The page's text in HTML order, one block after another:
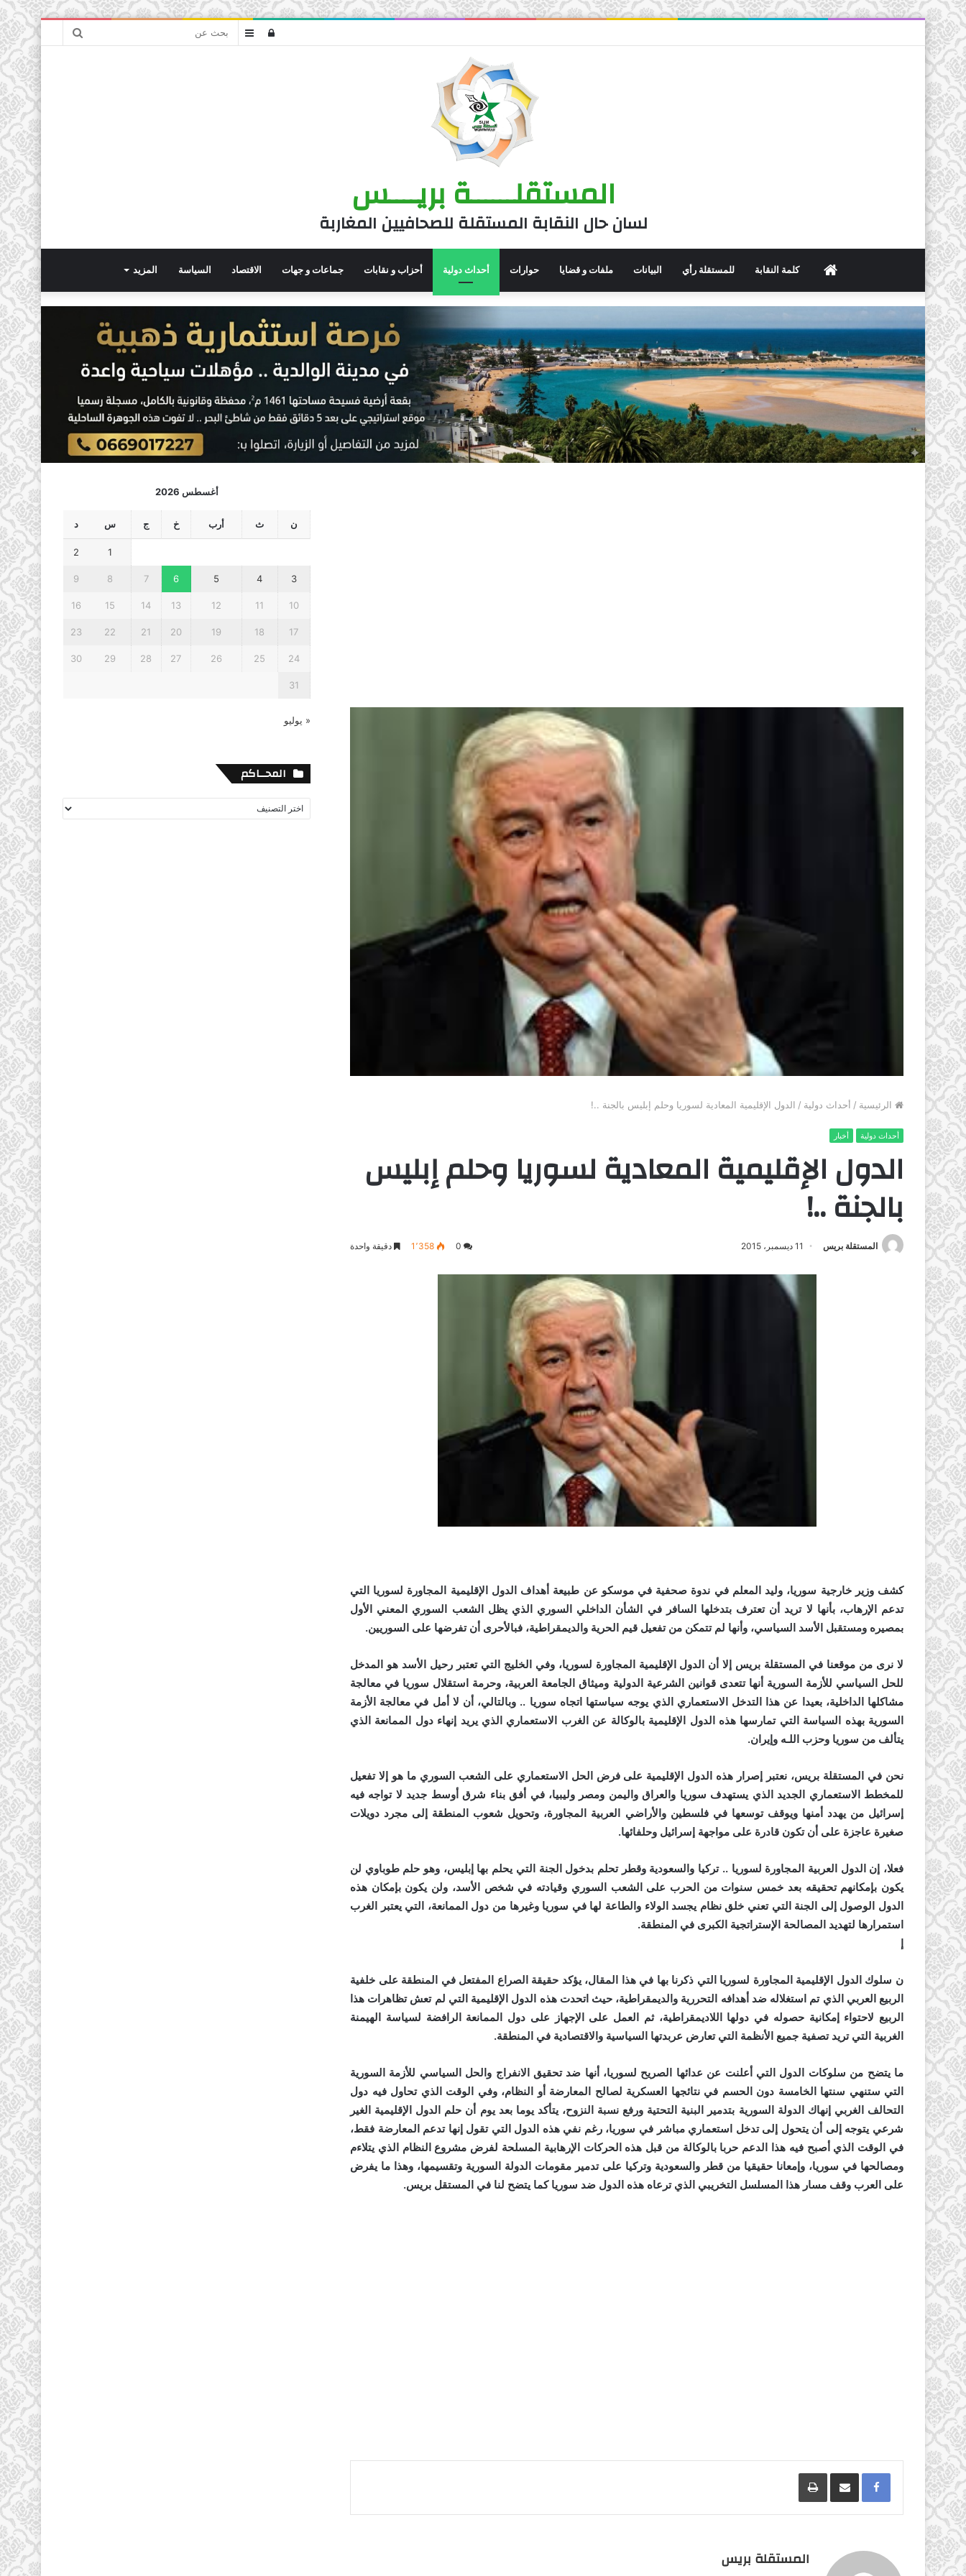
بحث
عمودتسجيل
المستقلــــــة بريــــس
لسان حال النقابة المستقلة للصحافيين المغاربة
الرئيسيةكلمة النقابة للمستقلة رأي البيانات ملفات و قضايا حوارات أحداث دولية أحزاب و نقابات جماعات و جهات الاقتصاد السياسة المزيد
الرئيسية / أحداث دولية / الدول الإقليمية المعادية لسوريا وحلم إبليس بالجنة ..!
أحداث دولية أخبار
الدول الإقليمية المعادية لسوريا وحلم إبليس
بالجنة ..!
المستقلة بريس 11 ديسمبر، 2015 0 1٬358 دقيقة واحدة
كشف وزير خارجية سوريا، وليد المعلم في ندوة صحفية في موسكو عن طبيعة أهداف الدول الإقليمية المجاورة لسوريا التي
تدعم الإرهاب، بأنها لا تريد أن تعترف بتدخلها السافر في الشأن الداخلي السوري الذي يظل الشعب السوري المعني الأول
بمصيره ومستقبل الأسد السياسي، وأنها لم تتمكن من تفعيل قيم الحرية والديمقراطية، فبالأحرى أن تفرضها على السوريين.
لا نرى من موقعنا في المستقلة بريس إلا أن الدول الإقليمية المجاورة لسوريا، وفي الخليج التي تعتبر رحيل الأسد هو المدخل
للحل السياسي للأزمة السورية أنها تتعدى قوانين الشرعية الدولية وميثاق الجامعة العربية، وحرمة استقلال سوريا في معالجة
مشاكلها الداخلية، بعيدا عن هذا التدخل الاستعماري الذي يوجه سياستها اتجاه سوريا .. وبالتالي، أن لا أمل في معالجة الأزمة
السورية بهذه السياسة التي تمارسها هذه الدول الإقليمية بالوكالة عن الغرب الاستعماري الذي يريد إنهاء دول الممانعة الذي
يتألف من سوريا وحزب اللـه وإيران.
نحن في المستقلة بريس، نعتبر إصرار هذه الدول الإقليمية على فرض الحل الاستعماري على الشعب السوري ما هو إلا تفعيل
للمخطط الاستعماري الجديد الذي يستهدف سوريا والعراق واليمن ومصر وليبيا، في أفق بناء شرق أوسط جديد لا تواجه فيه
إسرائيل من يهدد أمنها ويوقف توسعها في فلسطين والأراضي العربية المجاورة، وتحويل شعوب المنطقة إلى مجرد دويلات
صغيرة عاجزة على أن تكون قادرة على مواجهة إسرائيل وحلفائها.
فعلا، إن الدول العربية المجاورة لسوريا .. تركيا والسعودية وقطر تحلم بدخول الجنة التي يحلم بها إبليس، وهو حلم طوباوي لن
يكون بإمكانهم تحقيقه بعد خمس سنوات من الحرب على الشعب السوري وقيادته في شخص الأسد، ولن يكون بإمكان هذه
الدول الوصول إلى الجنة التي تعني خلق نظام يجسد الولاء والطاعة لها في سوريا وغيرها من دول الممانعة، التي يعتبر الغرب
استمرارها لتهديد المصالحة الإستراتجية الكبرى في المنطقة.
إ
ن سلوك الدول الإقليمية المجاورة لسوريا التي ذكرنا بها في هذا المقال، يؤكد حقيقة الصراع المفتعل في المنطقة على خلفية
الربيع العربي الذي تم استغلاله ضد أهدافه التحررية والديمقراطية، حيث اتحدت هذه الدول الإقليمية التي لم تعش تظاهرات هذا
الربيع لاحتواء إمكانية حصوله في دولها اللاديمقراطية، ثم العمل على الإجهاز على دول الممانعة الرافضة لسياسة الهيمنة
الغربية التي تريد تصفية جميع الأنظمة التي تعارض عربدتها السياسية والاقتصادية في المنطقة.
ما يتضح من سلوكات الدول التي أعلنت عن عدائها الصريح لسوريا، أنها ضد تحقيق الانفراج والحل السياسي للأزمة السورية
التي ستنهي سنتها الخامسة دون الحسم في نتائجها العسكرية لصالح المعارضة أو النظام، وفي الوقت الذي تحاول فيه دول
التحالف الغربي إنهاك الدولة السورية بتدمير البنية التحتية ورفع نسبة النزوح، يتأكد يوما بعد يوم أن حلم الدول الإقليمية الغير
شرعي يتوجه إلى أن يتحول إلى تدخل استعماري مباشر في سوريا، رغم نفي هذه الدول التي تقول إنها تدعم المعارضة فقط،
في الوقت الذي أصبح فيه هذا الدعم حربا بالوكالة من قبل هذه الحركات الإرهابية المسلحة لفرض مشروع النظام الذي يتلاءم
ومصالحها في سوريا، وإمعانا حقيقيا من قطر والسعودية وتركيا على تدمير مقومات الدولة السورية وتقسيمها، وهذا ما يفرض
على العرب وقف مسار هذا المسلسل التخريبي الذي ترعاه هذه الدول ضد سوريا كما يتضح لنا في المستقل بريس.
Facebookمشاركة عبر البريد طباعة
المستقلة بريس
أغسطس 2026
ن ث أرب خ ج س د
1
2
3
4
5
6
7
8
9
10
11
12
13
14
15
16
17
18
19
20
21
22
23
24
25
26
27
28
29
30
31
« يوليو
المحــاكم
المحــاكم